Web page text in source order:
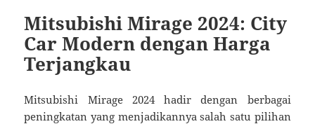
Mitsubishi Mirage 2024: City
Car Modern dengan Harga
Terjangkau
Mitsubishi Mirage 2024 hadir dengan berbagai
peningkatan yang menjadikannya salah satu pilihan